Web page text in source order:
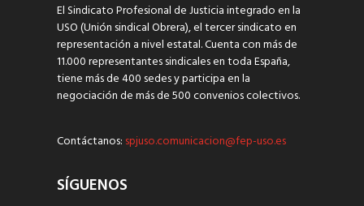
El Sindicato Profesional de Justicia integrado en la
USO (Unión sindical Obrera), el tercer sindicato en
representación a nivel estatal. Cuenta con más de
11.000 representantes sindicales en toda España,
tiene más de 400 sedes y participa en la
negociación de más de 500 convenios colectivos.
Contáctanos: spjuso.comunicacion@fep-uso.es
SÍGUENOS